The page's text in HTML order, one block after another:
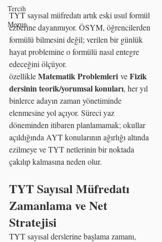
Tercih
Mezun
TYT sayısal müfredatı artık eski usul formül
ezberine dayanmıyor. ÖSYM, öğrencilerden
formülü bilmesini değil; verilen bir günlük
hayat problemine o formülü nasıl entegre
edeceğini ölçüyor.
özellikle Matematik Problemleri ve Fizik
dersinin teorik/yorumsal konuları, her yıl
binlerce adayın zaman yönetiminde
elenmesine yol açıyor. Süreci yaz
döneminden itibaren planlamamak; okullar
açıldığında AYT konularının ağırlığı altında
ezilmeye ve TYT netlerinin bir noktada
çakılıp kalmasına neden olur.
TYT Sayısal Müfredatı
Zamanlama ve Net
Stratejisi
TYT sayısal derslerine başlama zamanı,